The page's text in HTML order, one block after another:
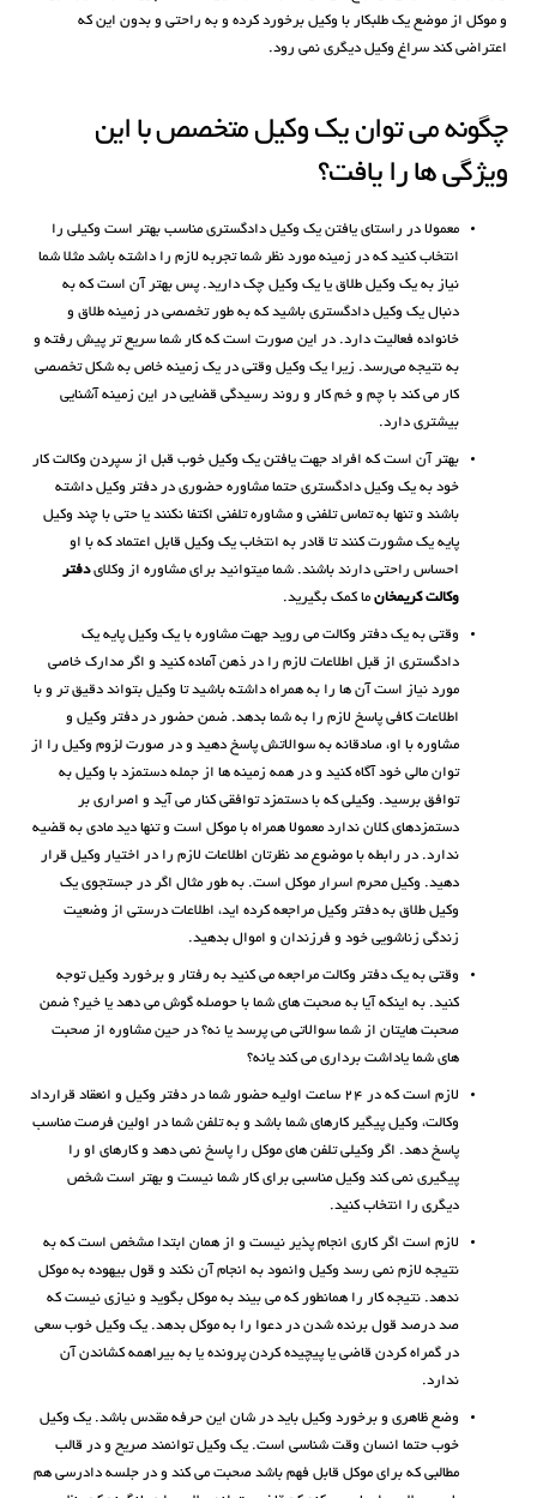
و موکل از موضع یک طلبکار با وکیل برخورد کرده و به راحتی و بدون این که
اعتراضی کند سراغ وکیل دیگری نمی رود.
چگونه می توان یک وکیل متخصص با این
ویژگی ها را یافت؟
معمولا در راستای یافتن یک وکیل دادگستری مناسب بهتر است وکیلی را
انتخاب کنید که در زمینه مورد نظر شما تجربه لازم را داشته باشد مثلا شما
نیاز به یک وکیل طلاق یا یک وکیل چک دارید. پس بهتر آن است که به
دنبال یک وکیل دادگستری باشید که به طور تخصصی در زمینه طلاق و
خانواده فعالیت دارد. در این صورت است که کار شما سریع تر پیش رفته و
به نتیجه می‌رسد. زیرا یک وکیل وقتی در یک زمینه خاص به شکل تخصصی
کار می کند با چم و خم کار و روند رسیدگی قضایی در این زمینه آشنایی
بیشتری دارد.
بهتر آن است که افراد جهت یافتن یک وکیل خوب قبل از سپردن وکالت کار
خود به یک وکیل دادگستری حتما مشاوره حضوری در دفتر وکیل داشته
باشند و تنها به تماس تلفنی و مشاوره تلفنی اکتفا نکنند یا حتی با چند وکیل
پایه یک مشورت کنند تا قادر به انتخاب یک وکیل قابل اعتماد که با او
احساس راحتی دارند باشند. شما میتوانید برای مشاوره از وکلایدفتر
وکالت کریمخان ما کمک بگیرید.
وقتی به یک دفتر وکالت می روید جهت مشاوره با یک وکیل پایه یک
دادگستری از قبل اطلاعات لازم را در ذهن آماده کنید و اگر مدارک خاصی
مورد نیاز است آن ها را به همراه داشته باشید تا وکیل بتواند دقیق تر و با
اطلاعات کافی پاسخ لازم را به شما بدهد. ضمن حضور در دفتر وکیل و
مشاوره با او، صادقانه به سوالاتش پاسخ دهید و در صورت لزوم وکیل را از
توان مالی خود آگاه کنید و در همه زمینه ها از جمله دستمزد با وکیل به
توافق برسید. وکیلی که با دستمزد توافقی کنار می آید و اصراری بر
دستمزدهای کلان ندارد معمولا همراه با موکل است و تنها دید مادی به قضیه
ندارد. در رابطه با موضوع مد نظرتان اطلاعات لازم را در اختیار وکیل قرار
دهید. وکیل محرم اسرار موکل است. به طور مثال اگر در جستجوی یک
وکیل طلاق به دفتر وکیل مراجعه کرده اید، اطلاعات درستی از وضعیت
زندگی زناشویی خود و فرزندان و اموال بدهید.
وقتی به یک دفتر وکالت مراجعه می کنید به رفتار و برخورد وکیل توجه
کنید. به اینکه آیا به صحبت های شما با حوصله گوش می دهد یا خیر؟ ضمن
صحبت هایتان از شما سوالاتی می پرسد یا نه؟ در حین مشاوره از صحبت
های شما یاداشت برداری می کند یانه؟
لازم است که در ۲۴ ساعت اولیه حضور شما در دفتر وکیل و انعقاد قرارداد
وکالت، وکیل پیگیر کارهای شما باشد و به تلفن شما در اولین فرصت مناسب
پاسخ دهد. اگر وکیلی تلفن های موکل را پاسخ نمی دهد و کارهای او را
پیگیری نمی کند وکیل مناسبی برای کار شما نیست و بهتر است شخص
دیگری را انتخاب کنید.
لازم است اگر کاری انجام پذیر نیست و از همان ابتدا مشخص است که به
نتیجه لازم نمی رسد وکیل وانمود به انجام آن نکند و قول بیهوده به موکل
ندهد. نتیجه کار را همانطور که می بیند به موکل بگوید و نیازی نیست که
صد درصد قول برنده شدن در دعوا را به موکل بدهد. یک وکیل خوب سعی
در گمراه کردن قاضی یا پیچیده کردن پرونده یا به بیراهمه کشاندن آن
ندارد.
وضع ظاهری و برخورد وکیل باید در شان این حرفه مقدس باشد. یک وکیل
خوب حتما انسان وقت شناسی است. یک وکیل توانمند صریح و در قالب
مطالبی که برای موکل قابل فهم باشد صحبت می کند و در جلسه دادرسی هم